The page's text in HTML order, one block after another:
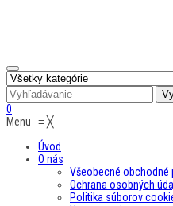
0
Menu ≡╳
Úvod
O nás
Všeobecné obchodné
Ochrana osobných
Politika súborov